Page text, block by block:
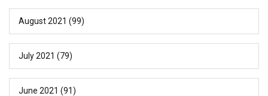
August 2021 (99)
July 2021 (79)
June 2021 (91)